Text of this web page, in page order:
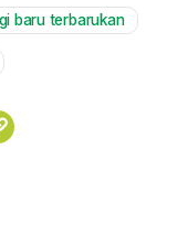
baru terbarukan